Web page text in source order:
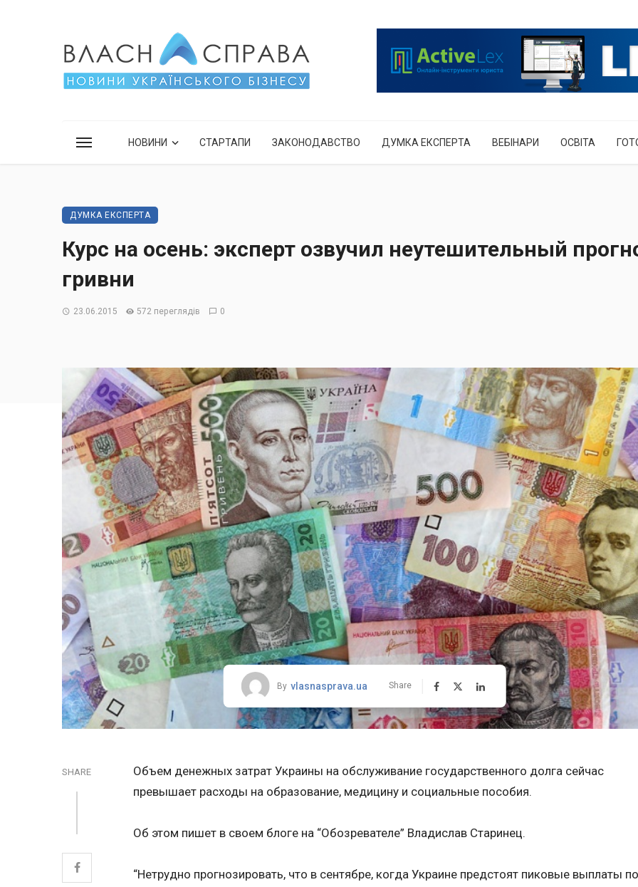
НОВИНИ СТАРТАПИ ЗАКОНОДАВСТВО ДУМКА ЕКСПЕРТА ВЕБІНАРИ ОСВІТА
ДУМКА ЕКСПЕРТА
Курс на осень: эксперт озвучил неутешительный
гривни
23.06.2015 572 переглядів 0
By vlasnasprava.ua Share
SHARE
Объем денежных затрат Украины на обслуживание государственного долга сейчас
превышает расходы на образование, медицину и социальные пособия.
Об этом пишет в своем блоге на “Обозревателе” Владислав Старинец.
“Нетрудно прогнозировать, что в сентябре, когда Украине предстоят пиковые выплаты по